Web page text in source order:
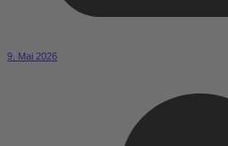
9. Mai 2026